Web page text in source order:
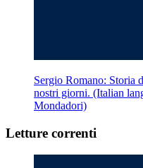
Sergio Romano: Storia
nostri giorni. (Italian
Mondadori)
Letture correnti